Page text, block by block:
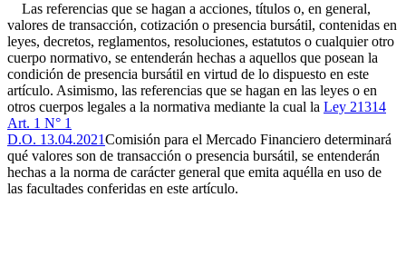
Las referencias que se hagan a acciones, títulos o, en general,
valores de transacción, cotización o presencia bursátil, contenidas en
leyes, decretos, reglamentos, resoluciones, estatutos o cualquier otro
cuerpo normativo, se entenderán hechas a aquellos que posean la
condición de presencia bursátil en virtud de lo dispuesto en este
artículo. Asimismo, las referencias que se hagan en las leyes o en
otros cuerpos legales a la normativa mediante la cual la Ley 21314
Art. 1 N° 1
D.O. 13.04.2021Comisión para el Mercado Financiero determinará
qué valores son de transacción o presencia bursátil, se entenderán
hechas a la norma de carácter general que emita aquélla en uso de
las facultades conferidas en este artículo.